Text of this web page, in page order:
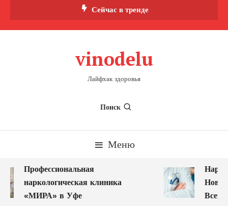
Сейчас в тренде
vinodelu
Лайфхак здоровья
Поиск
Меню
Профессиональная
наркологическая клиника
«МИРА» в Уфе